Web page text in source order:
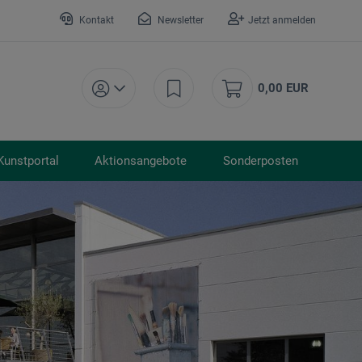
Kontakt Newsletter Jetzt anmelden
0,00 EUR
Aktionsangebote Sonderposten